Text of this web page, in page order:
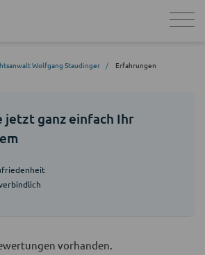
Wolfgang Staudinger Erfahrungen
jetzt ganz einfach Ihr
vorhanden.